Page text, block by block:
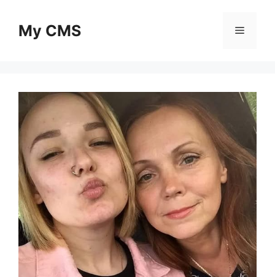
contentMy CMS Menu